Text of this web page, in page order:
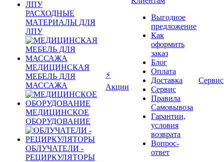
РАСХОДНЫЕ
МАТЕРИАЛЫ ДЛЯ
ЛПУ
МЕДИЦИНСКАЯ
МЕБЕЛЬ ДЛЯ
МАССАЖА
МЕДИЦИНСКОЕ
ОБОРУДОВАНИЕ
ОБЛУЧАТЕЛИ -
РЕЦИРКУЛЯТОРЫ
⚡
Акции
Выгодное
предложение
Как
оформить
заказ
Блог
Оплата
Доставка
Сервис
Правила
Самовывоза
Гарантии,
условия
возврата
Вопрос-
ответ
Сервис